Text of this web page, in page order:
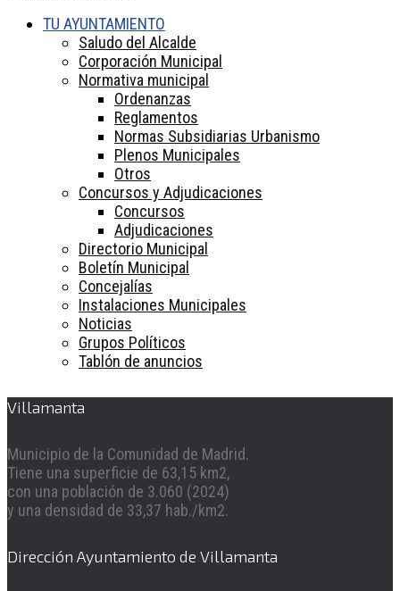
TU AYUNTAMIENTO
Saludo del Alcalde
Corporación Municipal
Normativa municipal
Ordenanzas
Reglamentos
Normas Subsidiarias Urbanismo
Plenos Municipales
Otros
Concursos y Adjudicaciones
Concursos
Adjudicaciones
Directorio Municipal
Boletín Municipal
Concejalías
Instalaciones Municipales
Noticias
Grupos Políticos
Tablón de anuncios
Villamanta
Municipio de la Comunidad de Madrid.
Tiene una superficie de 63,15 km2,
con una población de 3.060 (2024)
y una densidad de 33,37 hab./km2.
Dirección Ayuntamiento de Villamanta